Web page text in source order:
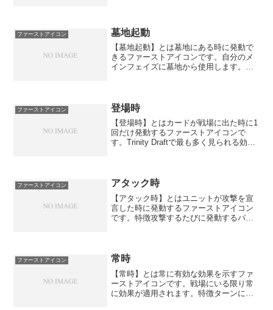
ファーストアイコン 墓地起動
【墓地起動】とは墓地にある時に発動で
きるファーストアイコンです。自分のメ
インフェイズに墓地から使用します。特
ことがある
ファーストアイコン 登場時
【登場時】とはカードが戦場に出た時に1
回だけ発動するファーストアイコンで
す。Trinity Draftで最も多く見られる効果
チなど...
ファーストアイコン アタック時
【アタック時】とはユニットが攻撃を宣
言した時に発動するファーストアイコン
です。特徴攻撃するたびに発動するパワ
ファーストアイコン 常時
【常時】とは常に有効な効果を示すファ
ーストアイコンです。戦場にいる限り常
に効果が適用されます。特徴ターンに関